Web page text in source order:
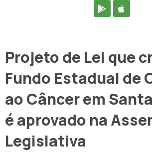
Projeto de Lei que
Fundo Estadual de
ao Câncer em
é aprovado na
Legislativa